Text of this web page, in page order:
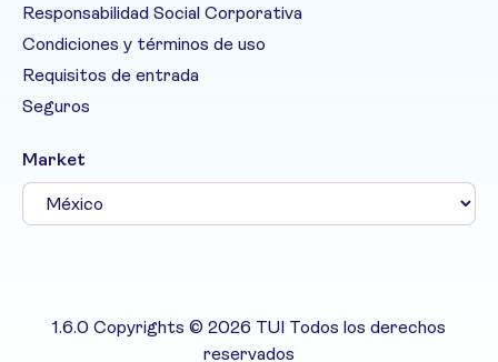
Responsabilidad Social Corporativa
Condiciones y términos de uso
Requisitos de entrada
Seguros
Market
1.6.0 Copyrights © 2026 TUI Todos los derechos
reservados